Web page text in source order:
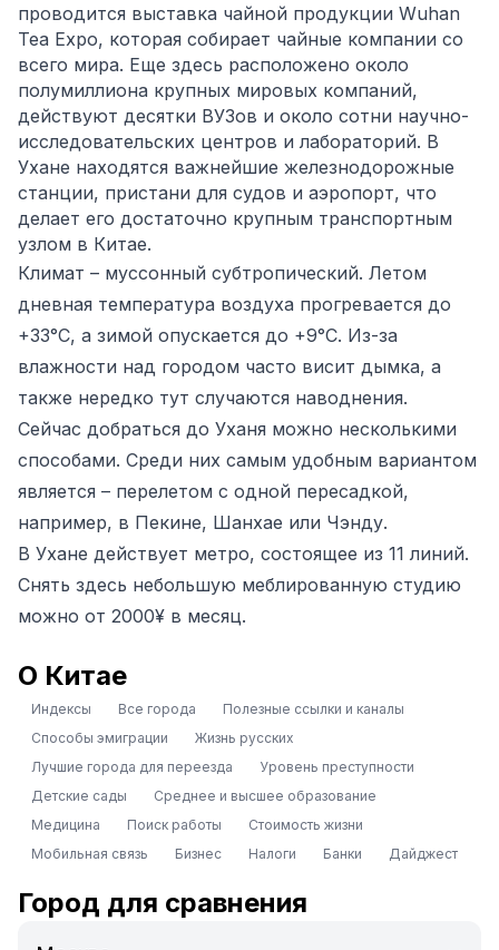
проводится выставка чайной продукции Wuhan
Tea Expo, которая собирает чайные компании со
всего мира. Еще здесь расположено около
полумиллиона крупных мировых компаний,
действуют десятки ВУЗов и около сотни научно-
исследовательских центров и лабораторий. В
Ухане находятся важнейшие железнодорожные
станции, пристани для судов и аэропорт, что
делает его достаточно крупным транспортным
узлом в Китае.
Климат – муссонный субтропический. Летом
дневная температура воздуха прогревается до
+33°C, а зимой опускается до +9°C. Из-за
влажности над городом часто висит дымка, а
также нередко тут случаются наводнения.
Сейчас добраться до Уханя можно несколькими
способами. Среди них самым удобным вариантом
является – перелетом с одной пересадкой,
например, в Пекине, Шанхае или Чэнду.
В Ухане действует метро, состоящее из 11 линий.
Снять здесь небольшую меблированную студию
можно от 2000¥ в месяц.
О Китае
Индексы Все города
Полезные ссылки и каналы
Способы эмиграции
Жизнь русских
Лучшие города для переезда
Уровень преступности
Детские сады
Среднее и высшее образование
Медицина
Поиск работы
Стоимость жизни
Мобильная связь
Бизнес Налоги Банки Дайджест
Город для сравнения